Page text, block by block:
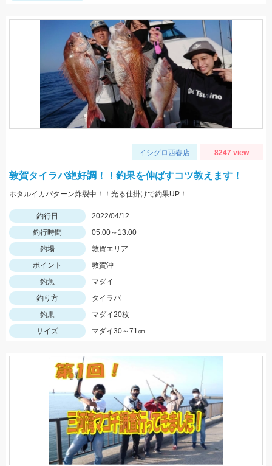
イシグロ西春店 8247 view
敦賀タイラバ絶好調！！釣果を伸ばすコツ教えます！
ホタルイカパターン炸裂中！！光る仕掛けで釣果UP！
釣行日
2022/04/12
釣行時間
05:00～13:00
釣場
敦賀エリア
ポイント
敦賀沖
釣魚
マダイ
釣り方
タイラバ
釣果
マダイ20枚
サイズ
マダイ30～71㎝